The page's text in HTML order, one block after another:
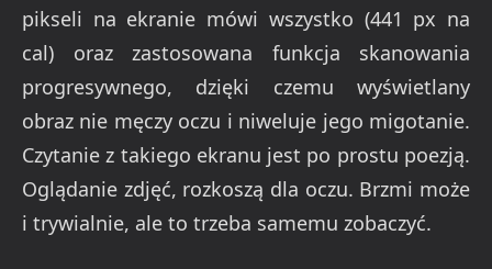
pikseli na ekranie mówi wszystko (441 px na
cal) oraz zastosowana funkcja skanowania
progresywnego, dzięki czemu wyświetlany
obraz nie męczy oczu i niweluje jego migotanie.
Czytanie z takiego ekranu jest po prostu poezją.
Oglądanie zdjęć, rozkoszą dla oczu. Brzmi może
i trywialnie, ale to trzeba samemu zobaczyć.